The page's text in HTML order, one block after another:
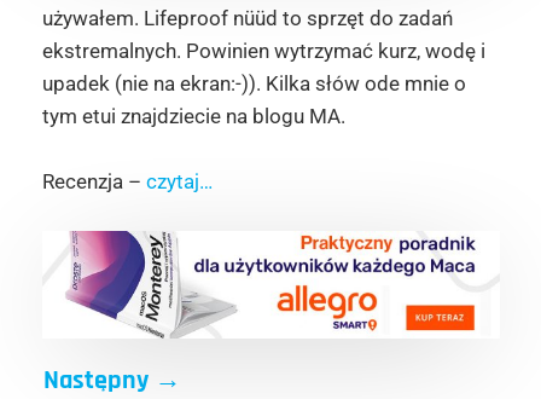
używałem. Lifeproof nüüd to sprzęt do zadań
ekstremalnych. Powinien wytrzymać kurz, wodę i
upadek (nie na ekran:-)). Kilka słów ode mnie o
tym etui znajdziecie na blogu MA.
Recenzja – czytaj…
Następny→